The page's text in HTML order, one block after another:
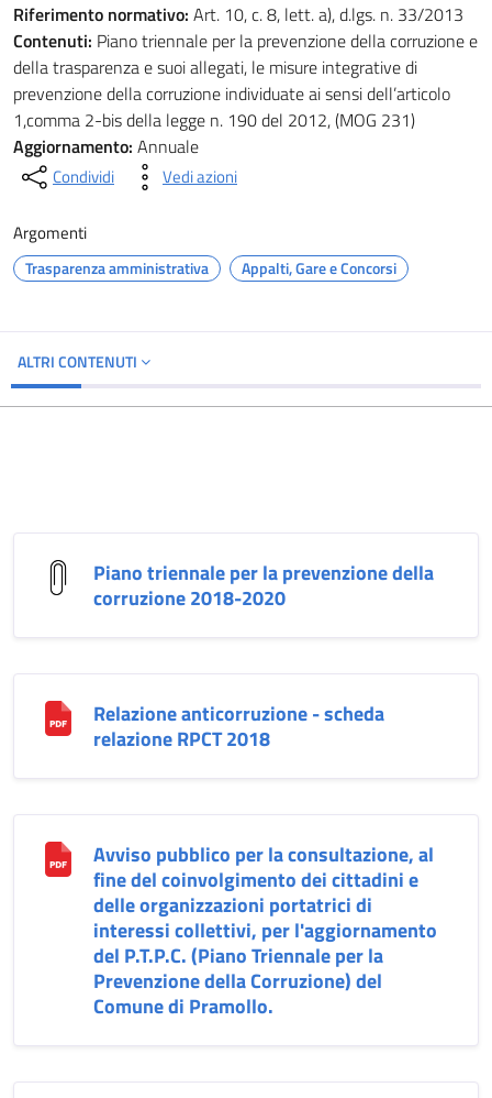
Riferimento normativo: Art. 10, c. 8, lett. a), d.lgs. n. 33/2013
Contenuti: Piano triennale per la prevenzione della corruzione e
della trasparenza e suoi allegati, le misure integrative di
prevenzione della corruzione individuate ai sensi dell’articolo
1,comma 2-bis della legge n. 190 del 2012, (MOG 231)
Aggiornamento: Annuale
Condividi Vedi azioni
Argomenti
Trasparenza amministrativa Appalti, Gare e Concorsi
ALTRI CONTENUTI
Piano triennale per la prevenzione della
corruzione 2018-2020
Relazione anticorruzione - scheda
relazione RPCT 2018
Avviso pubblico per la consultazione, al
fine del coinvolgimento dei cittadini e
delle organizzazioni portatrici di
interessi collettivi, per l'aggiornamento
del P.T.P.C. (Piano Triennale per la
Prevenzione della Corruzione) del
Comune di Pramollo.